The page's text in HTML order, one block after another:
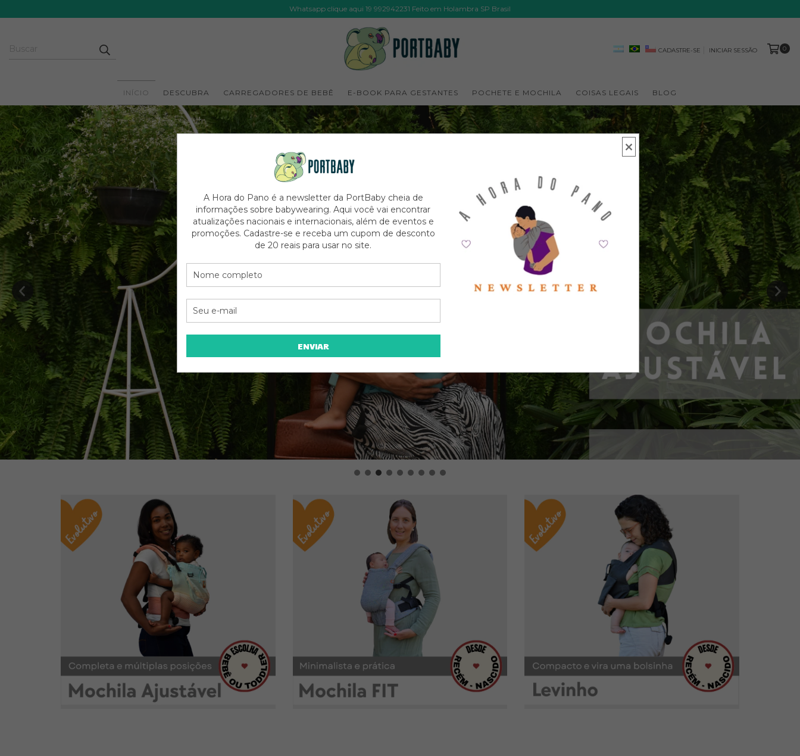
Whatsapp clique aqui 19 992942231 Feito em Holambra SP Brasil
CADASTRE-SE INICIAR SESSÃO 0
INÍCIO DESCUBRA CARREGADORES DE BEBÊ E-BOOK PARA GESTANTES POCHETE E MOCHILA COISAS LEGAIS BLOG
A Hora do Pano é a newsletter da PortBaby cheia de
informações sobre babywearing. Aqui você vai encontrar
atualizações nacionais e internacionais, além de eventos e
promoções. Cadastre-se e receba um cupom de desconto
de 20 reais para usar no site.